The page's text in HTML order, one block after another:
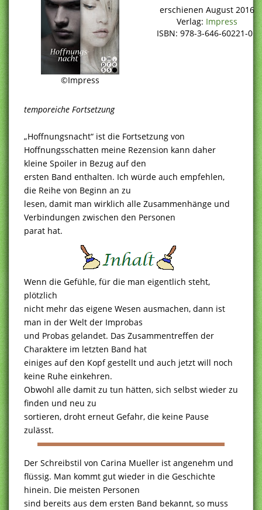
©Impress
erschienen August 2016
Verlag: Impress
ISBN: 978-3-646-60221-0
temporeiche Fortsetzung
„Hoffnungsnacht“ ist die Fortsetzung von
Hoffnungsschatten meine Rezension kann daher
kleine Spoiler in Bezug auf den
ersten Band enthalten. Ich würde auch empfehlen,
die Reihe von Beginn an zu
lesen, damit man wirklich alle Zusammenhänge und
Verbindungen zwischen den Personen
parat hat.
Wenn die Gefühle, für die man eigentlich steht,
plötzlich
nicht mehr das eigene Wesen ausmachen, dann ist
man in der Welt der Improbas
und Probas gelandet. Das Zusammentreffen der
Charaktere im letzten Band hat
einiges auf den Kopf gestellt und auch jetzt will noch
keine Ruhe einkehren.
Obwohl alle damit zu tun hätten, sich selbst wieder zu
finden und neu zu
sortieren, droht erneut Gefahr, die keine Pause
zulässt.
Der Schreibstil von Carina Mueller ist angenehm und
flüssig. Man kommt gut wieder in die Geschichte
hinein. Die meisten Personen
sind bereits aus dem ersten Band bekannt, so muss